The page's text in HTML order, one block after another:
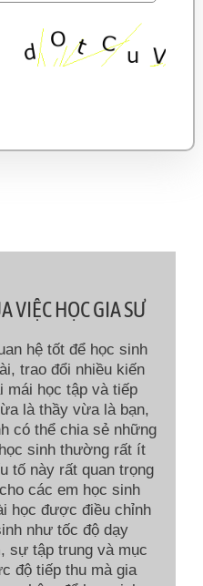
VIỆC HỌC GIA SƯ
hệ tốt để học sinh
trao đổi nhiều kiến
mái học tập và tiếp
là thầy vừa là bạn,
có thể chia sẻ những
sinh thường rất ít
tố này rất quan trọng
các em học sinh
học được điều chỉnh
như tốc độ dạy
sự tập trung và mục
độ tiếp thu mà gia